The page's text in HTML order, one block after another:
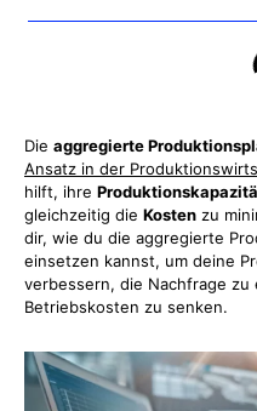
Die aggregierte
Ansatz in der
hilft, ihre
gleichzeitig die Kosten zu
dir, wie du die aggregierte
einsetzen kannst, um deine
verbessern, die Nachfrage
Betriebskosten zu senken.